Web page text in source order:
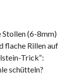
(6-8mm)
flache Rillen auf
Trick“:
schütteln?